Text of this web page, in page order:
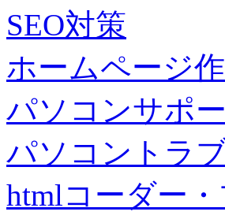
SEO対策
ホームページ
パソコンサポ
パソコントラ
htmlコーダー